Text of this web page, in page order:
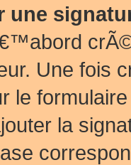
une
Une fois
le
la